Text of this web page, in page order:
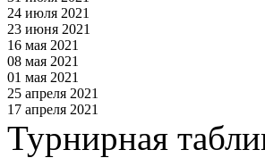
24 июля 2021
23 июня 2021
16 мая 2021
08 мая 2021
01 мая 2021
25 апреля 2021
17 апреля 2021
Турнирная